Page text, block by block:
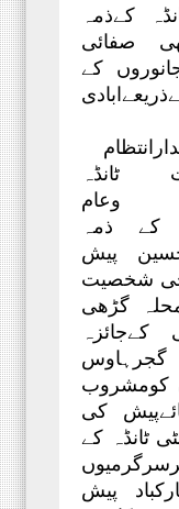
کےذمہ
صفائی
کے
ٹانڈہ
کے ذمہ
پیش
شخصیت
گڑھی
کےجائزہ
گجرہاوس
کومشروب
کی
ٹانڈہ کے
پیش